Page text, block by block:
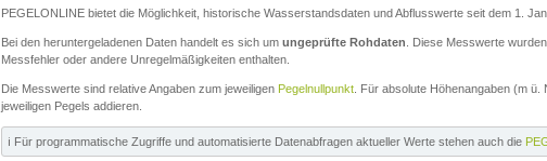
PEGELONLINE bietet die Möglichkeit, historische Wasserstandsdaten und Abflusswerte seit dem 1.
Bei den heruntergeladenen Daten handelt es sich um ungeprüfte Rohdaten . Diese Messwerte
Messfehler oder andere Unregelmäßigkeiten enthalten.
Die Messwerte sind relative Angaben zum jeweiligen Pegelnullpunkt . Für absolute Höhenangaben (m
jeweiligen Pegels addieren.
ℹ️ Für programmatische Zugriffe und automatisierte Datenabfragen aktueller Werte stehen auch die